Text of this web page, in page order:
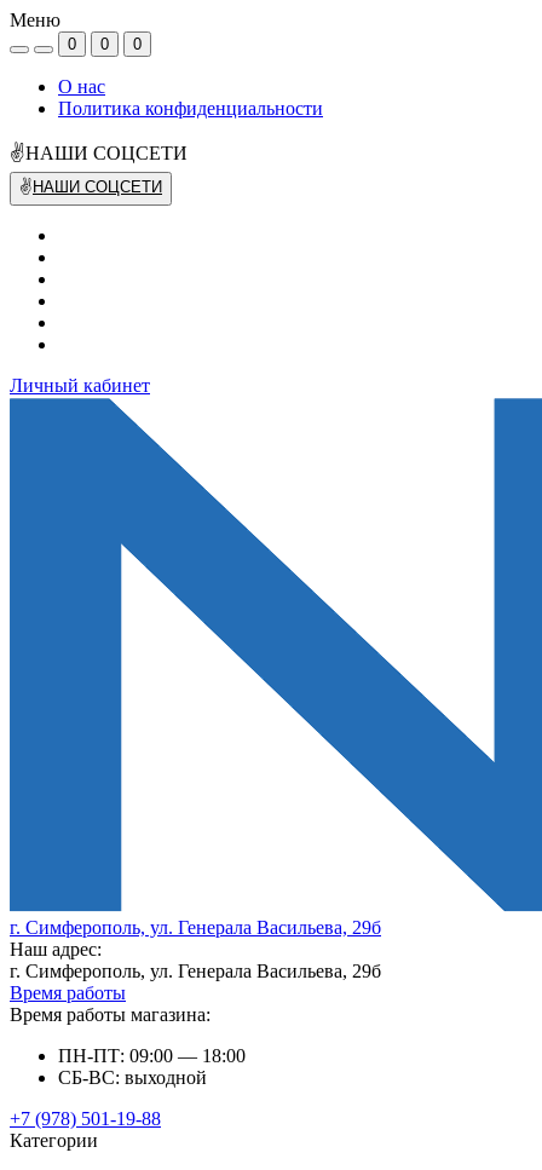
Меню
0 0 0
О нас
Политика конфиденциальности
✌НАШИ СОЦСЕТИ
✌ НАШИ СОЦСЕТИ
Личный кабинет
г. Симферополь, ул. Генерала Васильева, 29б
Наш адрес:
г. Симферополь, ул. Генерала Васильева, 29б
Время работы
Время работы магазина:
ПН-ПТ: 09:00 — 18:00
СБ-ВС: выходной
+7 (978) 501-19-88
Категории